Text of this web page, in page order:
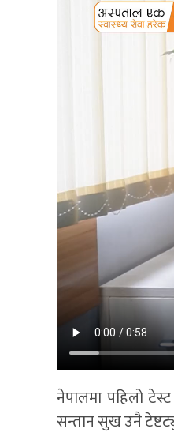
नेपालमा पहिलो
सन्तान सुख उनै